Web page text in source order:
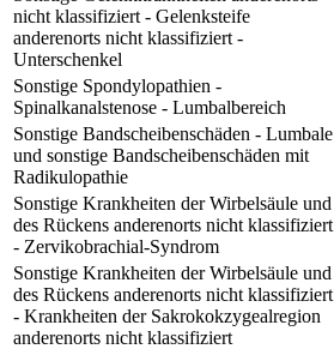
nicht klassifiziert - Gelenksteife
anderenorts nicht klassifiziert -
Unterschenkel
Sonstige Spondylopathien -
Spinalkanalstenose - Lumbalbereich
Sonstige Bandscheibenschäden - Lumbale
und sonstige Bandscheibenschäden mit
Radikulopathie
Sonstige Krankheiten der Wirbelsäule und
des Rückens anderenorts nicht klassifiziert
- Zervikobrachial-Syndrom
Sonstige Krankheiten der Wirbelsäule und
des Rückens anderenorts nicht klassifiziert
- Krankheiten der Sakrokokzygealregion
anderenorts nicht klassifiziert